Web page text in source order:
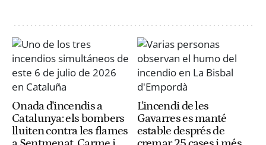
Onada d'incendis a
Catalunya: els bombers
lluiten contra les flames
L'incendi de les
Gavarres es manté
estable després de